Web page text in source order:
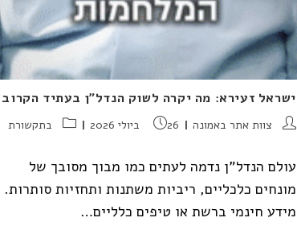
ישראל זעירא: מה יקרה לשוק הנדל"ן בעתיד
מחבר:צוות אתר באמונה פורסם:
26 ביולי 2026 קטגוריה:בתקשורת
עולם הנדל"ן נדמה לעתים כמו מבוך מסובך של
מונחים כלכליים, ריביות משתנות ותחזיות סותרות.
מידע חינמי ברשת או טיפים כלליים…